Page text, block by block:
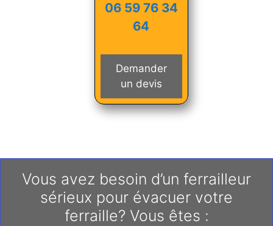
06 59 76 34
64
Demander
un devis
Vous avez besoin d’un ferrailleur
sérieux pour évacuer votre
ferraille? Vous êtes :